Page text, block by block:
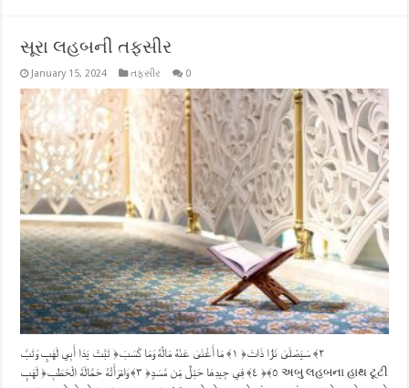
સૂરા લહબની તફસીર
January 15, 2024 તફસીર 0
تَبَّتْ يَدَا أَبِي لَهَبٍ وَتَبَّ ‎﴿١﴾‏ مَا أَغْنَىٰ عَنْهُ مَالُهُ وَمَا كَسَبَ ‎﴿٢﴾‏ سَيَصْلَىٰ نَارًا ذَاتَ
لَهَبٍ ‎﴿٣﴾‏ وَامْرَأَتُهُ حَمَّالَةَ الْحَطَبِ ‎﴿٤﴾‏ فِي جِيدِهَا حَبْلٌ مِّن مَّسَدٍ ‎﴿٥﴾‏ અબુ લહબના હાથ ટૂટી